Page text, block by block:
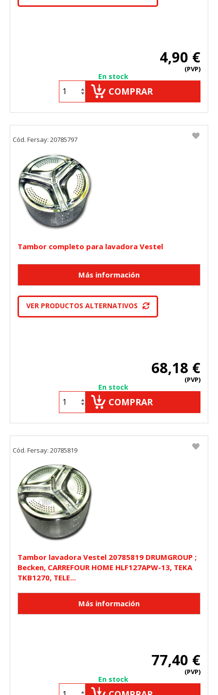
4,90 €
(PVP)
En stock
COMPRAR
Tambor completo para lavadora Vestel
VER PRODUCTOS ALTERNATIVOS
68,18 €
(PVP)
En stock
COMPRAR
Cód. Fersay: 20785797
Tambor lavadora Vestel 20785819 DRUMGROUP ;
Becken, CARREFOUR HOME HLF127APW-13, TEKA
TKB1270, TELE...
77,40 €
(PVP)
En stock
Cód. Fersay: 20785819